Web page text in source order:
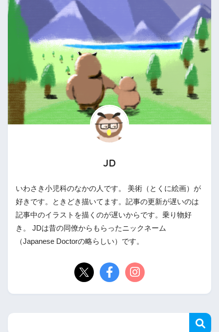
JD
いわさき小児科のなかの人です。 美術（とくに絵画）が
好きです。ときどき描いてます。記事の更新が遅いのは
記事中のイラストを描くのが遅いからです。乗り物好
き。 JDは昔の同僚からもらったニックネーム
（Japanese Doctorの略らしい）です。